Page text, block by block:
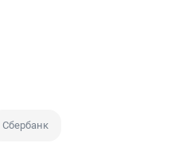
Сбербанк